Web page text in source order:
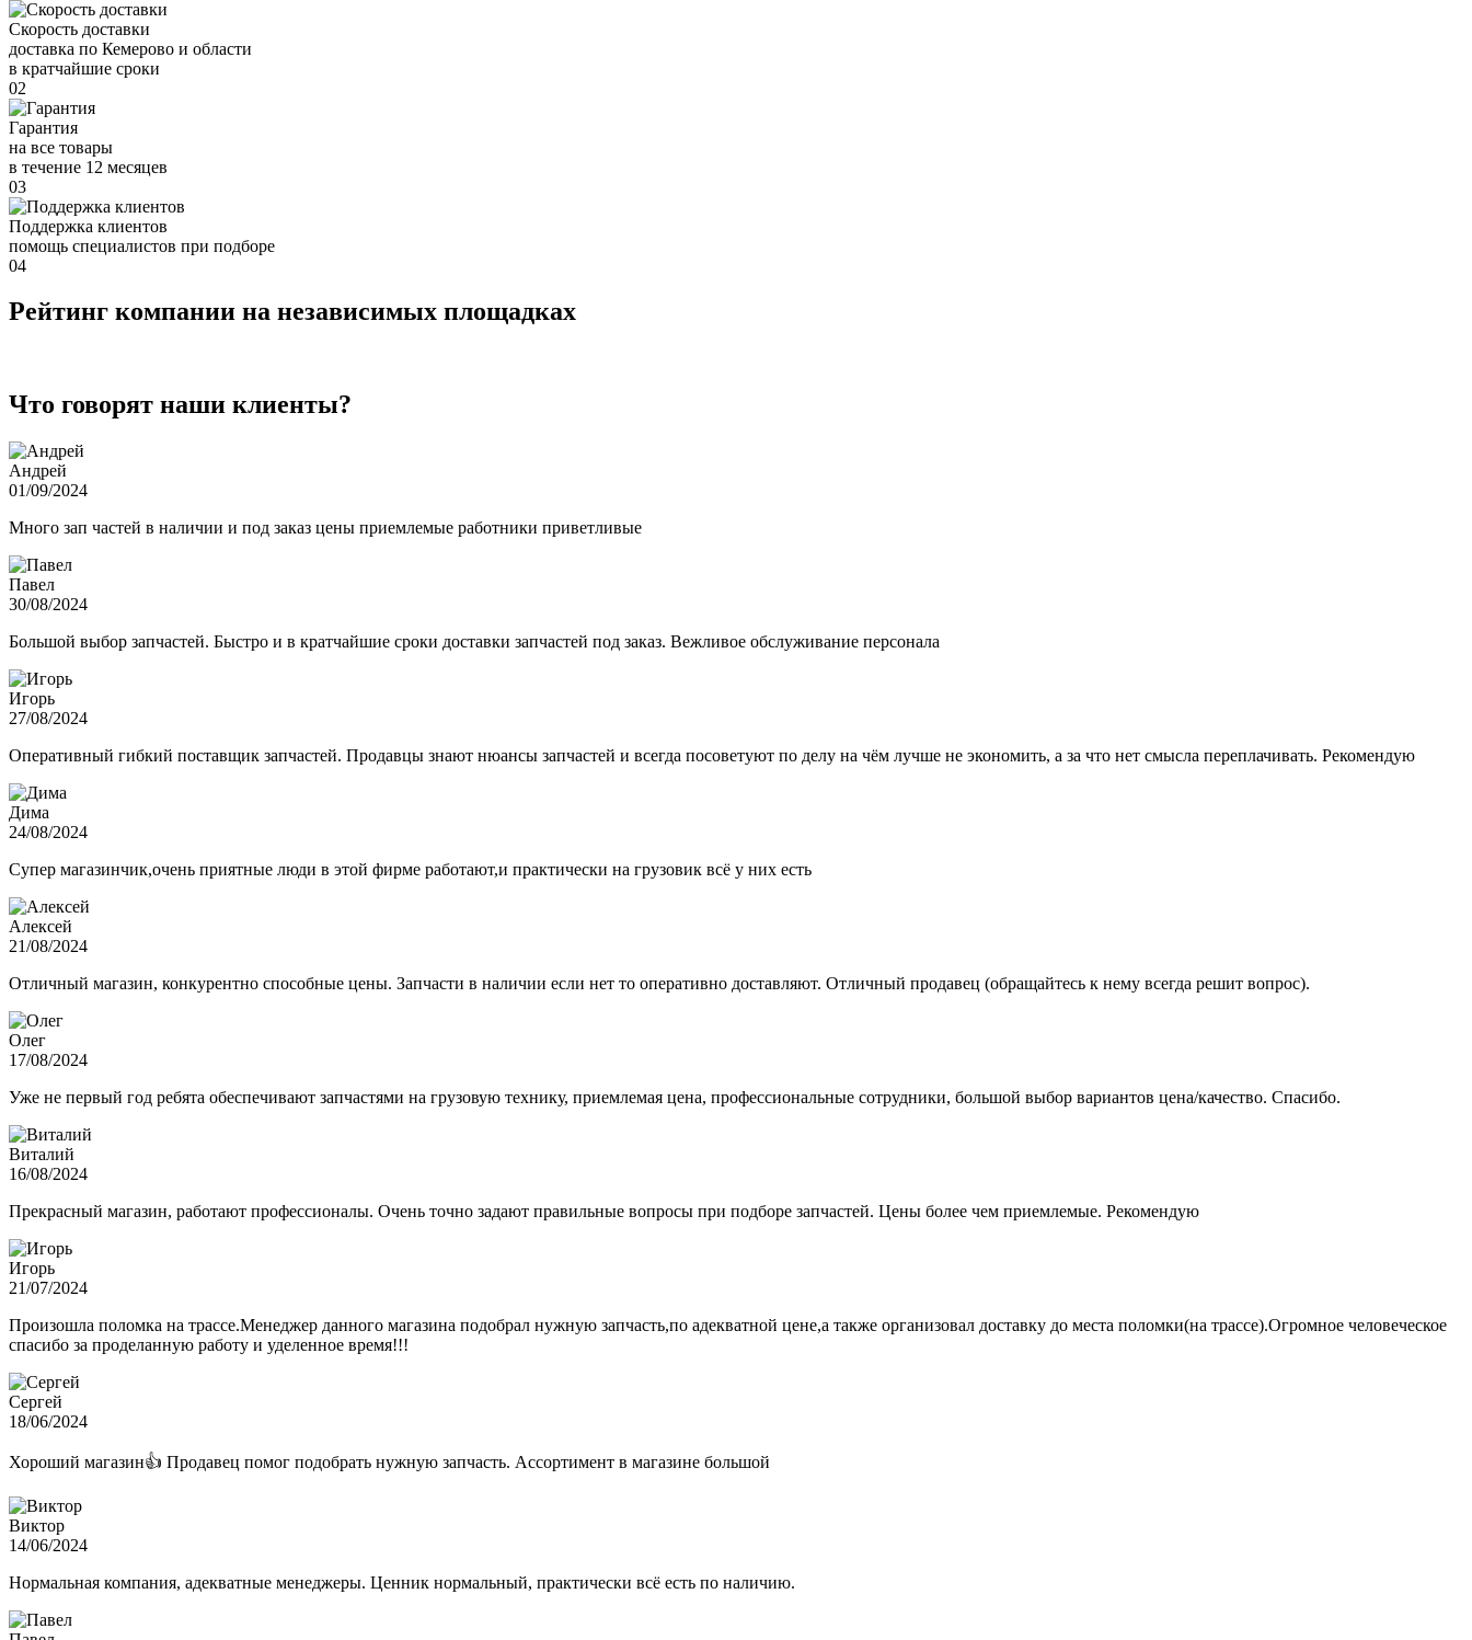
Скорость доставки
доставка по Кемерово и области
в кратчайшие сроки
02
Гарантия
на все товары
в течение 12 месяцев
03
Поддержка клиентов
помощь специалистов при подборе
04
Рейтинг компании на независимых площадках
Что говорят наши клиенты?
Андрей
01/09/2024
Много зап частей в наличии и под заказ цены приемлемые работники приветливые
Павел
30/08/2024
Большой выбор запчастей. Быстро и в кратчайшие сроки доставки запчастей под заказ. Вежливое обслуживание персонала
Игорь
27/08/2024
Оперативный гибкий поставщик запчастей. Продавцы знают нюансы запчастей и всегда посоветуют по делу на чём лучше не экономить, а за что нет смысла переплачивать. Рекомендую
Дима
24/08/2024
Супер магазинчик,очень приятные люди в этой фирме работают,и практически на грузовик всё у них есть
Алексей
21/08/2024
Отличный магазин, конкурентно способные цены. Запчасти в наличии если нет то оперативно доставляют. Отличный продавец (обращайтесь к нему всегда решит вопрос).
Олег
17/08/2024
Уже не первый год ребята обеспечивают запчастями на грузовую технику, приемлемая цена, профессиональные сотрудники, большой выбор вариантов цена/качество. Спасибо.
Виталий
16/08/2024
Прекрасный магазин, работают профессионалы. Очень точно задают правильные вопросы при подборе запчастей. Цены более чем приемлемые. Рекомендую
Игорь
21/07/2024
Произошла поломка на трассе.Менеджер данного магазина подобрал нужную запчасть,по адекватной цене,а также организовал доставку до места поломки(на трассе).Огромное человеческое
спасибо за проделанную работу и уделенное время!!!
Сергей
18/06/2024
Хороший магазин👍 Продавец помог подобрать нужную запчасть. Ассортимент в магазине большой
Виктор
14/06/2024
Нормальная компания, адекватные менеджеры. Ценник нормальный, практически всё есть по наличию.